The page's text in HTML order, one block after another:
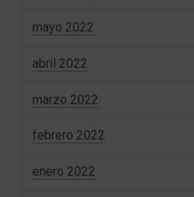
mayo 2022
abril 2022
marzo 2022
febrero 2022
enero 2022